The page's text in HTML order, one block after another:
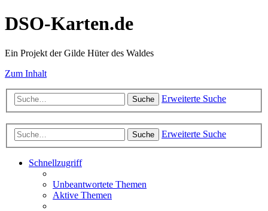
DSO-Karten.de
Ein Projekt der Gilde Hüter des Waldes
Zum Inhalt
Suche Erweiterte Suche
Suche Erweiterte Suche
Schnellzugriff
Unbeantwortete Themen
Aktive Themen